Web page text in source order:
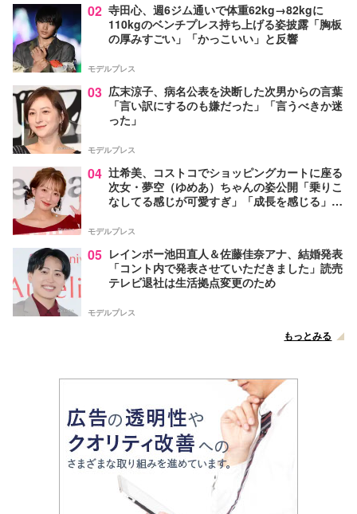
02 寺田心、週6ジム通いで体重62kg→82kgに
110kgのベンチプレス持ち上げる姿披露「胸板
の厚みすごい」「かっこいい」と反響
モデルプレス
03 広末涼子、病名公表を決断した次男からの言葉
「言い訳にするのも嫌だった」「言うべきか迷
った」
モデルプレス
04 辻希美、コストコでショッピングカートに座る
次女・夢空（ゆめあ）ちゃんの姿公開「乗りこ
なしてる感じが可愛すぎ」「成長を感じる」の
モデルプレス
05 レインボー池田直人＆佐藤佳奈アナ、結婚発表
「コント内で発表させていただきました」読売
テレビ退社は生活拠点変更のため
モデルプレス
もっとみる